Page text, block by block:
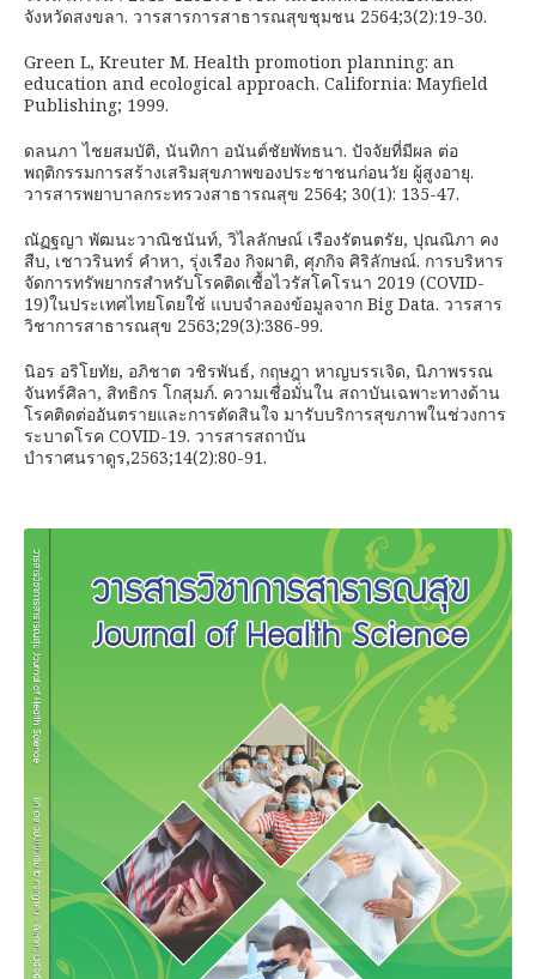
จังหวัดสงขลา. วารสารการสาธารณสุขชุมชน 2564;3(2):19-30.
Green L, Kreuter M. Health promotion planning: an
education and ecological approach. California: Mayfield
Publishing; 1999.
ดลนภา ไชยสมบัติ, นันทิกา อนันต์ชัยพัทธนา. ปัจจัยที่มีผล ต่อ
พฤติกรรมการสร้างเสริมสุขภาพของประชาชนก่อนวัย ผู้สูงอายุ.
วารสารพยาบาลกระทรวงสาธารณสุข 2564; 30(1): 135-47.
ณัฏฐญา พัฒนะวาณิชนันท์, วิไลลักษณ์ เรืองรัตนตรัย, ปุณณิภา คง
สืบ, เชาวรินทร์ คำหา, รุ่งเรือง กิจผาติ, ศุภกิจ ศิริลักษณ์. การบริหาร
จัดการทรัพยากรสำหรับโรคติดเชื้อไวรัสโคโรนา 2019 (COVID-
19)ในประเทศไทยโดยใช้ แบบจำลองข้อมูลจาก Big Data. วารสาร
วิชาการสาธารณสุข 2563;29(3):386-99.
นิอร อริโยทัย, อภิชาต วชิรพันธ์, กฤษฎา หาญบรรเจิด, นิภาพรรณ
จันทร์ศิลา, สิทธิกร โกสุมภ์. ความเชื่อมั่นใน สถาบันเฉพาะทางด้าน
โรคติดต่ออันตรายและการตัดสินใจ มารับบริการสุขภาพในช่วงการ
ระบาดโรค COVID-19. วารสารสถาบัน
บำราศนราดูร,2563;14(2):80-91.